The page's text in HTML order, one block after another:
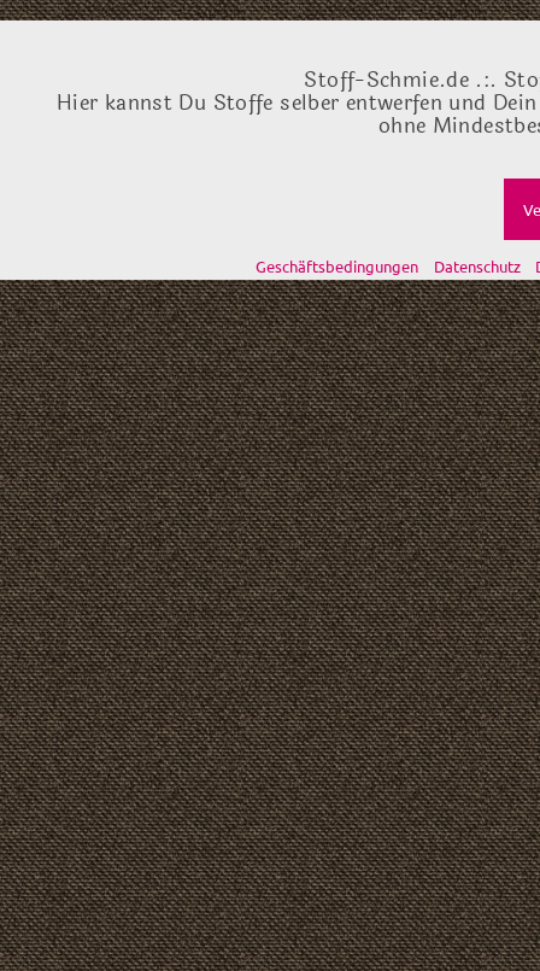
Stoff-Schmie.de .:.
Hier kannst Du Stoffe selber entwerfen und
ohne
Geschäftsbedingungen Datenschutz